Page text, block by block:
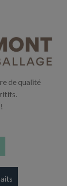
de qualité